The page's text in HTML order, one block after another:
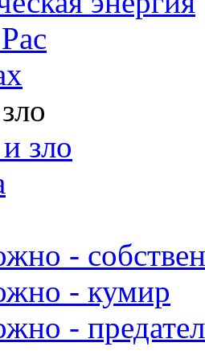
зло
-
- кумир
-